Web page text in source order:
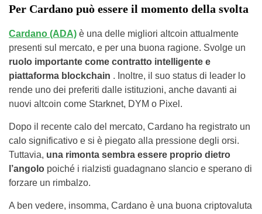
Per Cardano può essere il momento della svolta
Cardano (ADA) è una delle migliori altcoin attualmente
presenti sul mercato, e per una buona ragione. Svolge un
ruolo importante come contratto intelligente e
piattaforma blockchain . Inoltre, il suo status di leader lo
rende uno dei preferiti dalle istituzioni, anche davanti ai
nuovi altcoin come Starknet, DYM o Pixel.
Dopo il recente calo del mercato, Cardano ha registrato un
calo significativo e si è piegato alla pressione degli orsi.
Tuttavia, una rimonta sembra essere proprio dietro
l’angolo poiché i rialzisti guadagnano slancio e sperano di
forzare un rimbalzo.
A ben vedere, insomma, Cardano è una buona criptovaluta